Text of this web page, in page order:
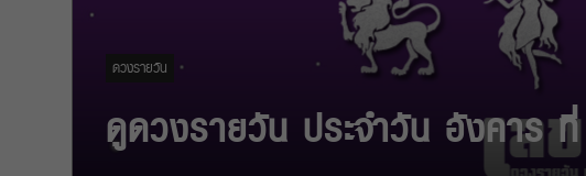
ดวงรายวัน
ดูดวงรายวัน ประจำวัน อังคาร